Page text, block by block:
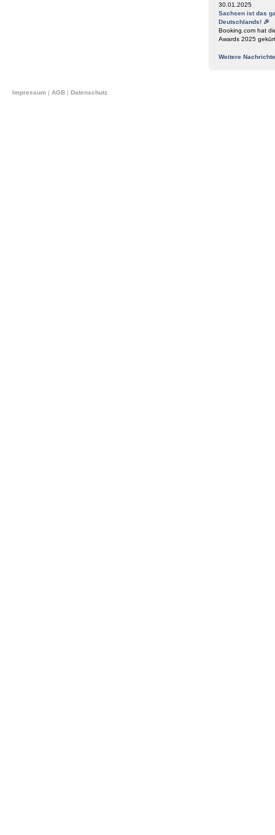
30.01.2025
Sachsen ist das
Deutschlands! 🎉
Booking.com hat
Awards 2025 gekürt
Weitere
Impressum | AGB | Datenschutz